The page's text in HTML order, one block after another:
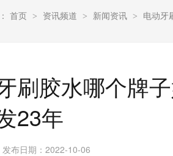
首页 > 资讯频道 > 新闻资讯 > 电动牙
刷胶水哪个牌
23年
发布日期：2022-10-06